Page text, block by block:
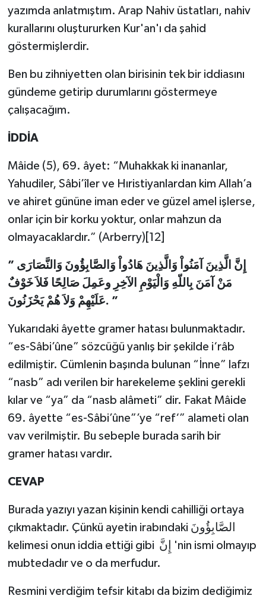
yazımda anlatmıştım. Arap Nahiv üstatları, nahiv
kurallarını oluştururken Kur'an'ı da şahid
göstermişlerdir.
Ben bu zihniyetten olan birisinin tek bir iddiasını
gündeme getirip durumlarını göstermeye
çalışacağım.
İDDİA
Mâide (5), 69. âyet: “Muhakkak ki inananlar,
Yahudiler, Sâbi’îler ve Hıristiyanlardan kim Allah’a
ve ahiret gününe iman eder ve güzel amel işlerse,
onlar için bir korku yoktur, onlar mahzun da
olmayacaklardır.” (Arberry)[12]
” إِنَّ الَّذِينَ آمَنُواْ وَالَّذِينَ هَادُواْ وَالصَّابِؤُونَ وَالنَّصَارَى
مَنْ آمَنَ بِاللّهِ وَالْيَوْمِ الآخِرِ وعَمِلَ صَالِحًا فَلاَ خَوْفٌ
عَلَيْهِمْ وَلاَ هُمْ يَحْزَنُونَ. ”
Yukarıdaki âyette gramer hatası bulunmaktadır.
“es-Sâbi’ûne” sözcüğü yanlış bir şekilde i‘râb
edilmiştir. Cümlenin başında bulunan “İnne” lafzı
“nasb” adı verilen bir harekeleme şeklini gerekli
kılar ve “ya” da “nasb alâmeti” dir. Fakat Mâide
69. âyette “es-Sâbi’ûne”’ye “ref‘” alameti olan
vav verilmiştir. Bu sebeple burada sarih bir
gramer hatası vardır.
CEVAP
Burada yazıyı yazan kişinin kendi cahilliği ortaya
çıkmaktadır. Çünkü ayetin irabındaki الصَّابِؤُونَ
kelimesi onun iddia ettiği gibi إِنَّ 'nin ismi olmayıp
mubtedadır ve o da merfudur.
Resmini verdiğim tefsir kitabı da bizim dediğimiz